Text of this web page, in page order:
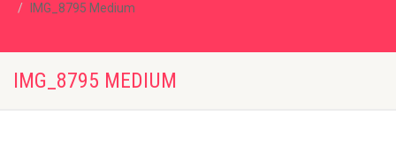
IMG_8795 Medium
IMG_8795 MEDIUM